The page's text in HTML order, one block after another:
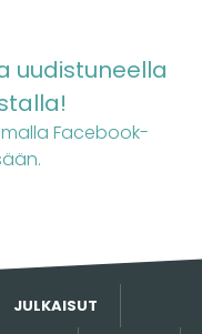
uudistuneella
Facebook-
JULKAISUT